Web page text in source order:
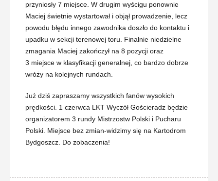
przyniosły 7 miejsce. W drugim wyścigu ponownie
Maciej świetnie wystartował i objął prowadzenie, lecz
powodu błędu innego zawodnika doszło do kontaktu i
upadku w sekcji terenowej toru. Finalnie niedzielne
zmagania Maciej zakończył na 8 pozycji oraz
3 miejsce w klasyfikacji generalnej, co bardzo dobrze
wróży na kolejnych rundach.
Już dziś zapraszamy wszystkich fanów wysokich
prędkości. 1 czerwca LKT Wyczół Gościeradz będzie
organizatorem 3 rundy Mistrzostw Polski i Pucharu
Polski. Miejsce bez zmian-widzimy się na Kartodrom
Bydgoszcz. Do zobaczenia!